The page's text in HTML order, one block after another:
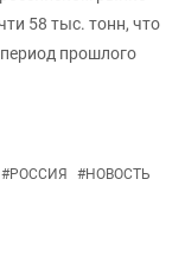
58 тыс. тонн, что
прошлого
#РОССИЯ #НОВОСТЬ